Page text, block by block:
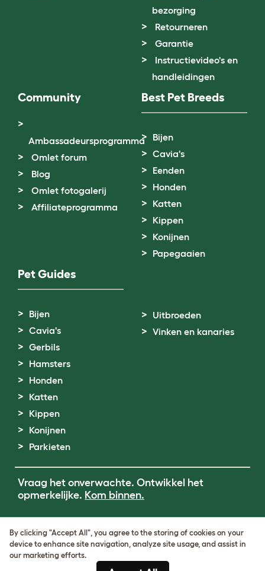
bezorging
Retourneren
Garantie
Instructievideo's en
handleidingen
Community
Ambassadeursprogramma
Omlet forum
Blog
Omlet fotogalerij
Affiliateprogramma
Best Pet Breeds
Bijen
Cavia's
Eenden
Honden
Katten
Kippen
Konijnen
Papegaaien
Pet Guides
Bijen
Cavia's
Gerbils
Hamsters
Honden
Katten
Kippen
Konijnen
Parkieten
Uitbroeden
Vinken en kanaries
Vraag het onverwachte. Ontwikkel het
opmerkelijke. Kom binnen.
Cookie & Privacy Policy
Cookie Settings
By clicking "Accept All", you agree to the storing of cookies on your
device to enhance site navigation, analyze site usage, and assist in
our marketing efforts.